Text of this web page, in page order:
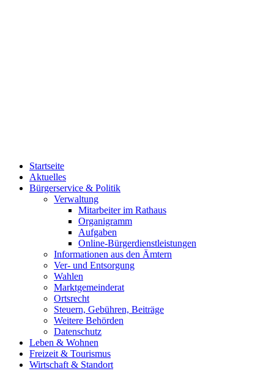
Startseite
Aktuelles
Bürgerservice & Politik
Verwaltung
Mitarbeiter im Rathaus
Organigramm
Aufgaben
Online-Bürgerdienstleistungen
Informationen aus den Ämtern
Ver- und Entsorgung
Wahlen
Marktgemeinderat
Ortsrecht
Steuern, Gebühren, Beiträge
Weitere Behörden
Datenschutz
Leben & Wohnen
Freizeit & Tourismus
Wirtschaft & Standort